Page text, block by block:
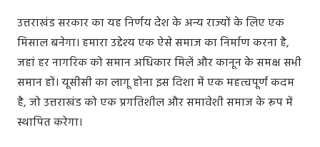
उत्तराखंड सरकार का यह निर्णय देश के अन्य राज्यों के लिए एक
मिसाल बनेगा। हमारा उद्देश्य एक ऐसे समाज का निर्माण करना है,
जहां हर नागरिक को समान अधिकार मिलें और कानून के समक्ष सभी
समान हों। यूसीसी का लागू होना इस दिशा में एक महत्वपूर्ण कदम
है, जो उत्तराखंड को एक प्रगतिशील और समावेशी समाज के रूप में
स्थापित करेगा।